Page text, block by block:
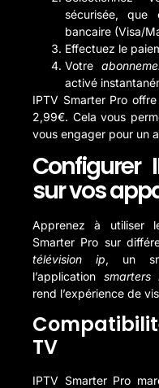
sécurisée,
bancaire (Visa/
Effectuez le
Votre
activé
IPTV Smarter Pro
2,99€. Cela vous
vous engager pour un
Configurer
sur vos
Apprenez à utiliser
Smarter Pro sur
télévision ip, un
l’application smarters
rend l’expérience de
TV
IPTV Smarter Pro